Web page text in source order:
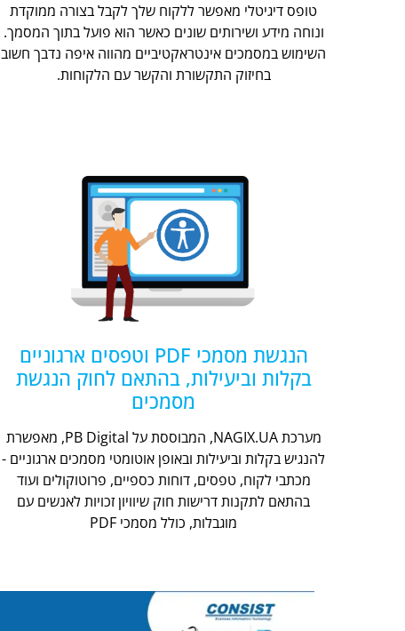
טופס דיגיטלי מאפשר ללקוח שלך לקבל בצורה ממוקדת
ונוחה מידע ושירותים שונים כאשר הוא פועל בתוך המסמך.
השימוש במסמכים אינטראקטיביים מהווה איפה נדבך חשוב
בחיזוק התקשורת והקשר עם הלקוחות.
הנגשת מסמכי PDF וטפסים ארגוניים
בקלות וביעילות, בהתאם לחוק הנגשת
מסמכים
מערכת NAGIX.UA, המבוססת על PB Digital, מאפשרת
להנגיש בקלות וביעילות ובאופן אוטומטי מסמכים ארגוניים -
מכתבי לקוח, טפסים, דוחות כספיים, פרוטוקולים ועוד
בהתאם לתקנות דרישות חוק שיוויון זכויות לאנשים עם
מוגבלות, כולל מסמכי PDF